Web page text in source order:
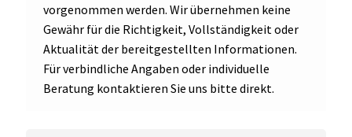
vorgenommen werden. Wir übernehmen keine
Gewähr für die Richtigkeit, Vollständigkeit oder
Aktualität der bereitgestellten Informationen.
Für verbindliche Angaben oder individuelle
Beratung kontaktieren Sie uns bitte direkt.